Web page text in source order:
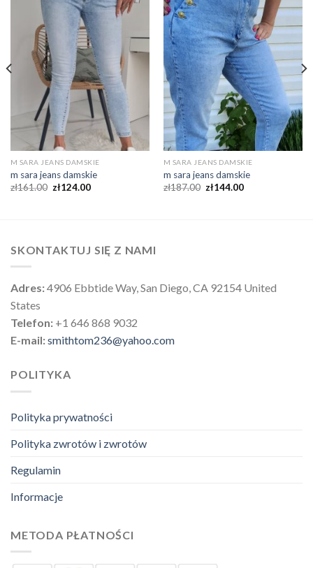
M SARA JEANS DAMSKIE
m sara jeans damskie
zł161.00 zł124.00
M SARA JEANS DAMSKIE
m sara jeans damskie
zł187.00 zł144.00
SKONTAKTUJ SIĘ Z NAMI
Adres:4906 Ebbtide Way, San Diego, CA 92154 United
States
Telefon: +1 646 868 9032
E-mail:smithtom236@yahoo.com
POLITYKA
Polityka prywatności
Polityka zwrotów i zwrotów
Regulamin
Informacje
METODA PŁATNOŚCI